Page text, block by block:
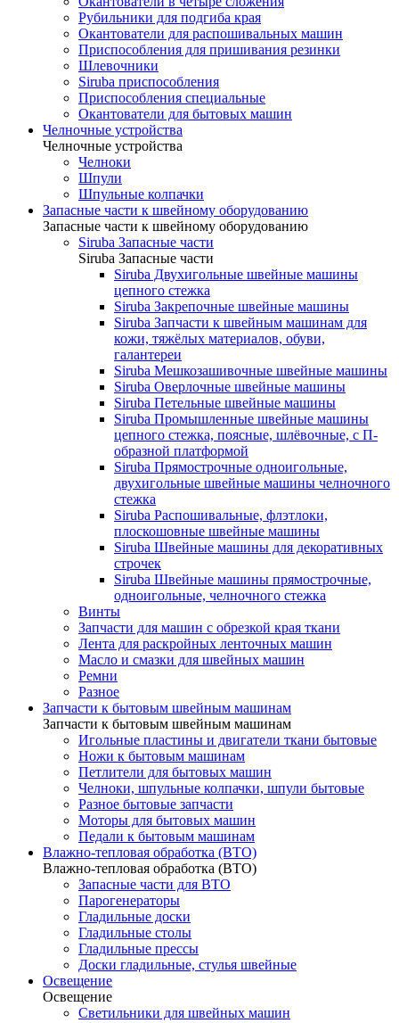
Рубильники для подгиба края
Окантователи для распошивальных машин
Приспособления для пришивания резинки
Шлевочники
Siruba приспособления
Приспособления специальные
Окантователи для бытовых машин
Челночные устройства
Челночные устройства
Челноки
Шпули
Шпульные колпачки
Запасные части к швейному оборудованию
Запасные части к швейному оборудованию
Siruba Запасные части
Siruba Запасные части
Siruba Двухигольные швейные машины
цепного стежка
Siruba Закрепочные швейные машины
Siruba Запчасти к швейным машинам для
кожи, тяжёлых материалов, обуви,
галантереи
Siruba Мешкозашивочные швейные машины
Siruba Оверлочные швейные машины
Siruba Петельные швейные машины
Siruba Промышленные швейные машины
цепного стежка, поясные, шлёвочные, с П-
образной платформой
Siruba Прямострочные одноигольные,
двухигольные швейные машины челночного
стежка
Siruba Распошивальные, флэтлоки,
плоскошовные швейные машины
Siruba Швейные машины для декоративных
строчек
Siruba Швейные машины прямострочные,
одноигольные, челночного стежка
Винты
Запчасти для машин с обрезкой края ткани
Лента для раскройных ленточных машин
Масло и смазки для швейных машин
Ремни
Разное
Запчасти к бытовым швейным машинам
Запчасти к бытовым швейным машинам
Игольные пластины и двигатели ткани бытовые
Ножи к бытовым машинам
Петлители для бытовых машин
Челноки, шпульные колпачки, шпули бытовые
Разное бытовые запчасти
Моторы для бытовых машин
Педали к бытовым машинам
Влажно-тепловая обработка (ВТО)
Влажно-тепловая обработка (ВТО)
Запасные части для ВТО
Парогенераторы
Гладильные доски
Гладильные столы
Гладильные прессы
Доски гладильные, стулья швейные
Освещение
Освещение
Светильники для швейных машин